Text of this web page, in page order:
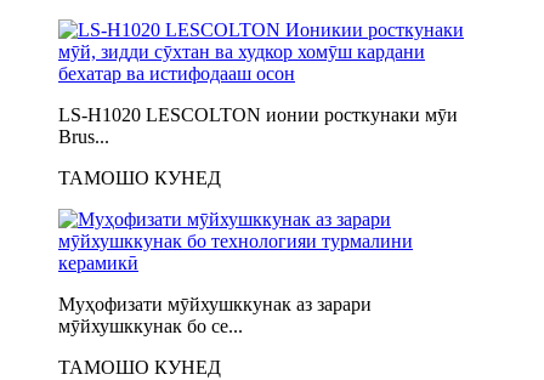
LS-H1020 LESCOLTON ионии росткунаки мӯи
Brus...
ТАМОШО КУНЕД
Муҳофизати мӯйхушккунак аз зарари
мӯйхушккунак бо се...
ТАМОШО КУНЕД